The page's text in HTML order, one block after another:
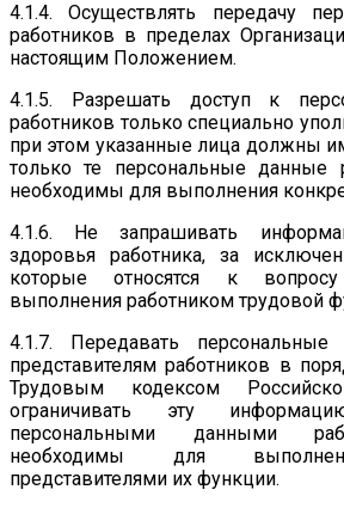
4.1.4. Осуществлять передачу
работников в пределах
настоящим Положением.
4.1.5. Разрешать доступ к
работников только специально
при этом указанные лица должны
только те персональные данные
необходимы для выполнения
4.1.6. Не запрашивать
здоровья работника, за
которые относятся к
выполнения работником трудовой
4.1.7. Передавать персональные
представителям работников в
Трудовым кодексом
ограничивать эту
персональными данными
необходимы для
представителями их функции.